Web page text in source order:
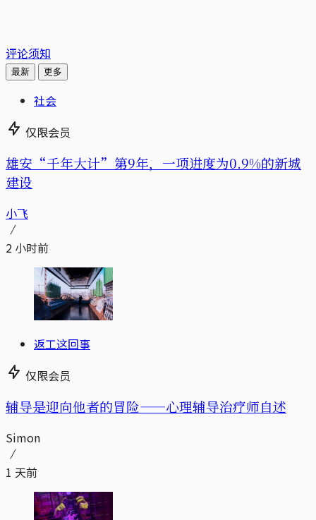
评论须知
最新 更多
社会
仅限会员
雄安“千年大计”第9年，一项进度为0.9%的新城
建设
小飞
2 小时前
返工这回事
仅限会员
辅导是迎向他者的冒险——心理辅导治疗师自述
Simon
1 天前